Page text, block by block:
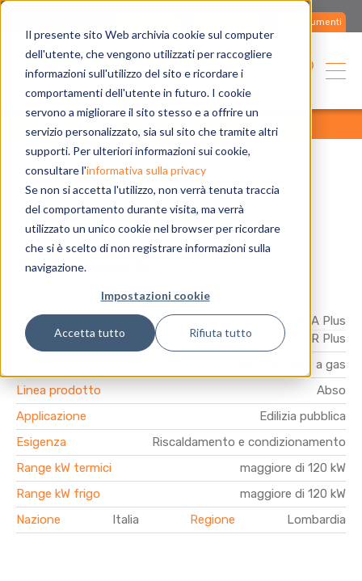
Il presente sito Web archivia cookie sul computer
dell'utente, che vengono utilizzati per raccogliere
informazioni sull'utilizzo del sito e ricordare i
comportamenti dell'utente in futuro. I cookie
servono a migliorare il sito stesso e a offrire un
servizio personalizzato, sia sul sito che tramite altri
supporti. Per ulteriori informazioni sui cookie,
consultare l'informativa sulla privacy
Se non si accetta l'utilizzo, non verrà tenuta traccia
del comportamento durante visita, ma verrà
utilizzato un unico cookie nel browser per ricordare
che si è scelto di non registrare informazioni sulla
navigazione.
Impostazioni cookie
Accetta tutto Rifiuta tutto
Documenti
Italiano
Riqualificazione degli impianti
delle strutture penitenziarie
Carceri lombarde
Prodotto
Pompa di calore GAHP A Plus
Pompa di calore GAHP AR Plus
Pompe di calore a gas
Linea prodotto
Abso
Applicazione
Edilizia pubblica
Esigenza
Riscaldamento e condizionamento
Range kW termici
maggiore di 120 kW
Range kW frigo
maggiore di 120 kW
Nazione
Italia Regione Lombardia